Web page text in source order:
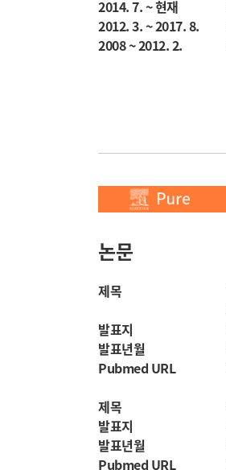
2014. 7. ~ 현재
2012. 3. ~ 2017. 8.
2008 ~ 2012. 2.
논문
제목
발표지
발표년월
Pubmed URL
제목
발표지
발표년월
Pubmed URL